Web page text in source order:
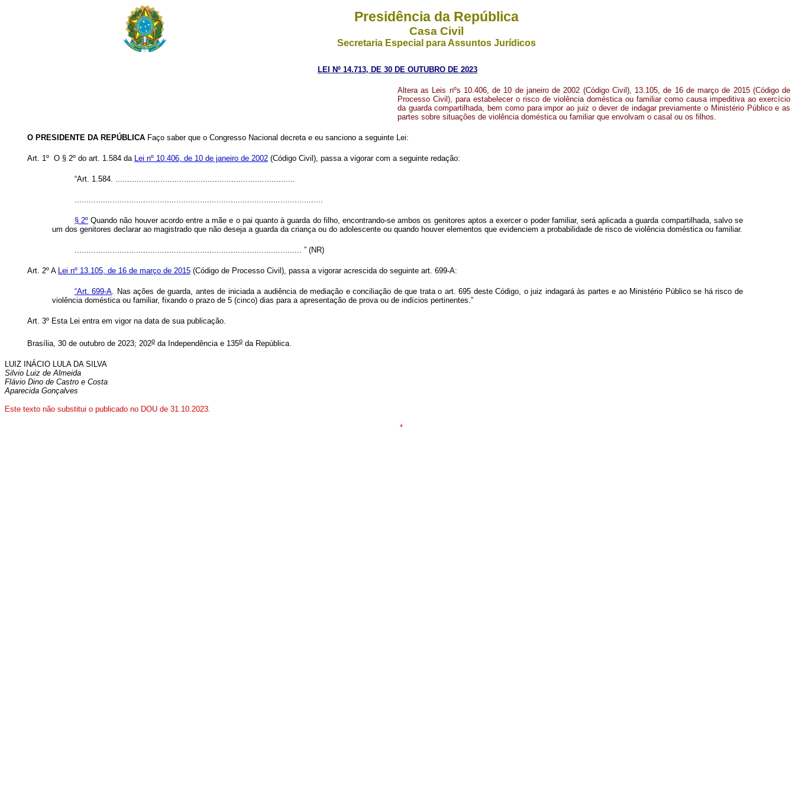
Presidência da República
Casa Civil
Secretaria Especial para Assuntos Jurídicos
LEI Nº 14.713, DE 30 DE OUTUBRO DE 2023
Altera as Leis nºs 10.406, de 10 de janeiro de 2002 (Código Civil), 13.105, de 16 de março de 2015 (Código de
Processo Civil), para estabelecer o risco de violência doméstica ou familiar como causa impeditiva ao exercício
da guarda compartilhada, bem como para impor ao juiz o dever de indagar previamente o Ministério Público e as
partes sobre situações de violência doméstica ou familiar que envolvam o casal ou os filhos.
O PRESIDENTE DA REPÚBLICAFaço saber que o Congresso Nacional decreta e eu sanciono a seguinte Lei:
Art. 1º O § 2º do art. 1.584 da Lei nº 10.406, de 10 de janeiro de 2002(Código Civil), passa a vigorar com a seguinte redação:
“Art. 1.584. ............................................................................
.........................................................................................................
§ 2ºQuando não houver acordo entre a mãe e o pai quanto à guarda do filho, encontrando-se ambos os genitores aptos a exercer o poder familiar, será aplicada a guarda compartilhada, salvo se
um dos genitores declarar ao magistrado que não deseja a guarda da criança ou do adolescente ou quando houver elementos que evidenciem a probabilidade de risco de violência doméstica ou familiar.
................................................................................................ ” (NR)
Art. 2º A Lei nº 13.105, de 16 de março de 2015(Código de Processo Civil), passa a vigorar acrescida do seguinte art. 699-A:
“Art. 699-A. Nas ações de guarda, antes de iniciada a audiência de mediação e conciliação de que trata o art. 695 deste Código, o juiz indagará às partes e ao Ministério Público se há risco de
violência doméstica ou familiar, fixando o prazo de 5 (cinco) dias para a apresentação de prova ou de indícios pertinentes.”
Art. 3º Esta Lei entra em vigor na data de sua publicação.
Brasília, 30 de outubro de 2023; 202oda Independência e 135oda República.
LUIZ INÁCIO LULA DA SILVA
Silvio Luiz de Almeida
Flávio Dino de Castro e Costa
Aparecida Gonçalves
Este texto não substitui o publicado no DOU de 31.10.2023.
*